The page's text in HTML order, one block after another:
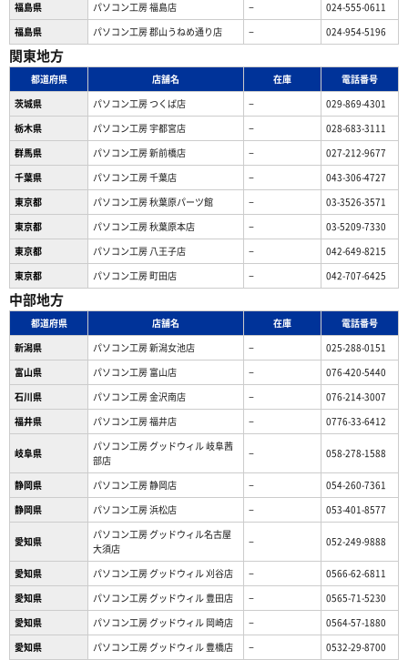
福島県
パソコン工房 福島店 −
024-555-0611
福島県
パソコン工房 郡山うねめ通り店 − 024-954-5196
関東地方
都道府県 店舗名 在庫
電話番号
茨城県
パソコン工房 つくば店 −
029-869-4301
栃木県
パソコン工房 宇都宮店 −
028-683-3111
群馬県
パソコン工房 新前橋店 −
027-212-9677
千葉県
パソコン工房 千葉店 −
043-306-4727
東京都
パソコン工房 秋葉原パーツ館 −
03-3526-3571
東京都
パソコン工房 秋葉原本店 −
03-5209-7330
東京都
パソコン工房 八王子店 −
042-649-8215
東京都
パソコン工房 町田店 − 042-707-6425
中部地方
都道府県 店舗名 在庫
電話番号
新潟県
パソコン工房 新潟女池店 −
025-288-0151
富山県
パソコン工房 富山店 −
076-420-5440
石川県
パソコン工房 金沢南店 −
076-214-3007
福井県
パソコン工房 福井店 − 0776-33-6412
岐阜県
パソコン工房 グッドウィル 岐阜茜
部店
− 058-278-1588
静岡県 パソコン工房 静岡店 −
054-260-7361
静岡県
パソコン工房 浜松店 − 053-401-8577
愛知県
パソコン工房 グッドウィル名古屋
大須店
− 052-249-9888
愛知県 パソコン工房 グッドウィル 刈谷店 −
0566-62-6811
愛知県
パソコン工房 グッドウィル 豊田店 −
0565-71-5230
愛知県
パソコン工房 グッドウィル 岡崎店 −
0564-57-1880
愛知県
パソコン工房 グッドウィル 豊橋店 − 0532-29-8700